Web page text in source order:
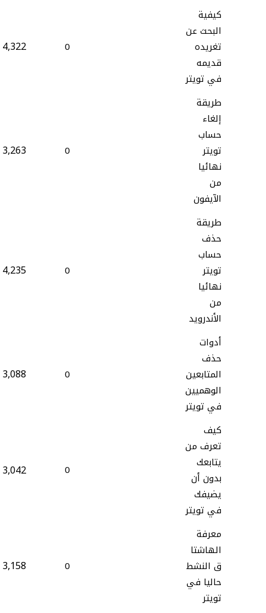
كيفية
البحث عن
تغريده
قديمه
في تويتر
0
4,322
طريقة
إلغاء
حساب
تويتر
نهائيا
من
الآيفون
0
3,263
طريقة
حذف
حساب
تويتر
نهائيا
من
الأندرويد
0
4,235
أدوات
حذف
المتابعين
الوهميين
في تويتر
0
3,088
كيف
تعرف من
يتابعك
بدون أن
يضيفك
في تويتر
0
3,042
معرفة
الهاشتا
ق النشط
حاليا في
تويتر
0
3,158